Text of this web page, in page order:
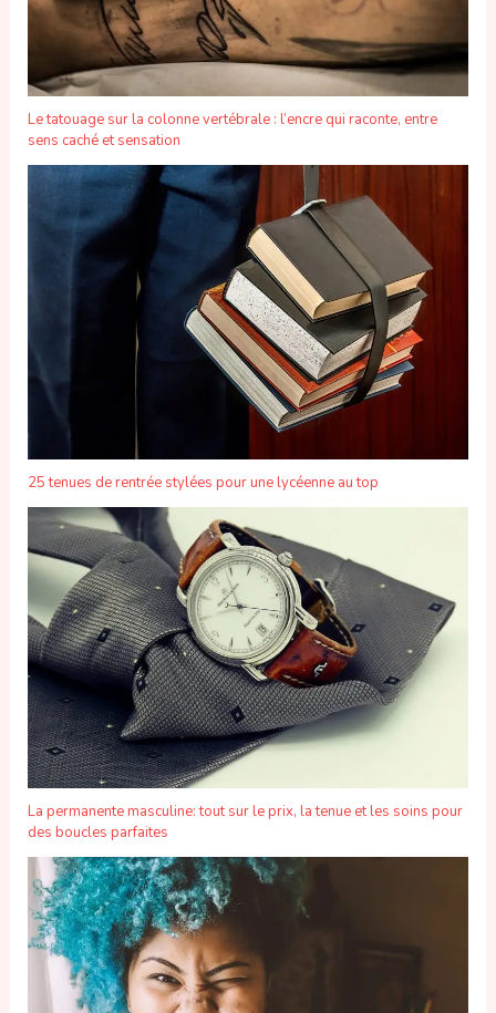
Le tatouage sur la colonne vertébrale : l’encre qui raconte, entre
sens caché et sensation
25 tenues de rentrée stylées pour une lycéenne au top
La permanente masculine: tout sur le prix, la tenue et les soins pour
des boucles parfaites